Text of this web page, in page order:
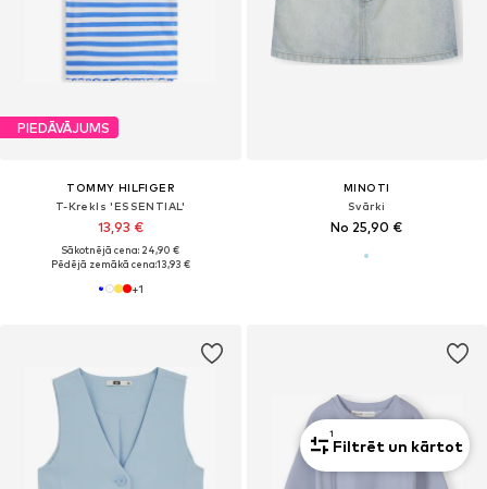
PIEDĀVĀJUMS
TOMMY HILFIGER
T-Krekls 'ESSENTIAL'
13,93 €
Sākotnējā cena: 24,90 €
Pēdējā zemākā cena:13,93 €
+1
MINOTI
Svārki
No 25,90 €
1
Filtrēt un kārtot